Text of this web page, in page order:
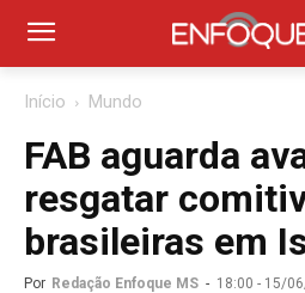
Início Mundo
FAB aguarda
resgatar
brasileiras em
Por Redação Enfoque MS - 18:00 - 15/